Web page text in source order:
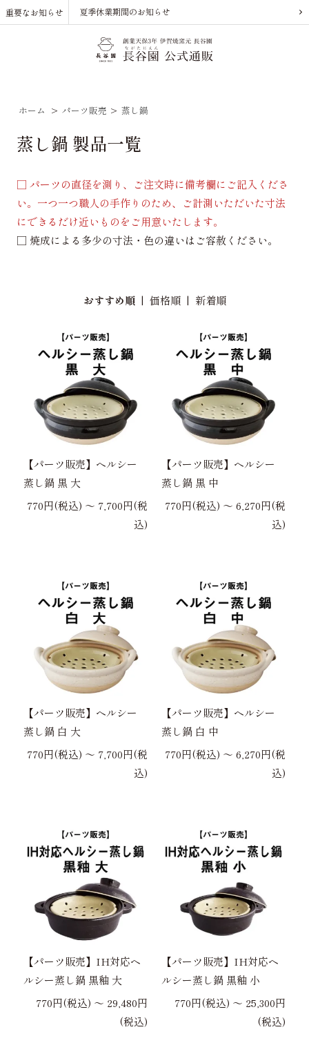
重要なお知らせ 夏季休業期間のお知らせ
ホーム > パーツ販売 > 蒸し鍋
蒸し鍋 製品一覧
□ パーツの直径を測り、ご注文時に備考欄にご記入くださ
い。一つ一つ職人の手作りのため、ご計測いただいた寸法
にできるだけ近いものをご用意いたします。
□ 焼成による多少の寸法・色の違いはご容赦ください。
おすすめ順| 価格順| 新着順
【パーツ販売】ヘルシー
蒸し鍋 黒 大
770円(税込) 〜 7,700円(税
込)
【パーツ販売】ヘルシー
蒸し鍋 黒 中
770円(税込) 〜 6,270円(税
込)
【パーツ販売】ヘルシー
蒸し鍋 白 大
770円(税込) 〜 7,700円(税
込)
【パーツ販売】ヘルシー
蒸し鍋 白 中
770円(税込) 〜 6,270円(税
込)
【パーツ販売】IH対応ヘ
ルシー蒸し鍋 黒釉 大
770円(税込) 〜 29,480円
(税込)
【パーツ販売】IH対応ヘ
ルシー蒸し鍋 黒釉 小
770円(税込) 〜 25,300円
(税込)